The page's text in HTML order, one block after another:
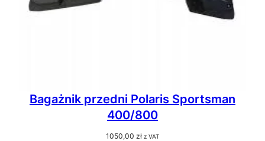
Bagażnik przedni Polaris Sportsman
400/800
1050,00 zł z VAT